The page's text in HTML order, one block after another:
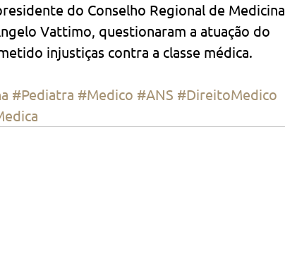
do Conselho Regional de Medicina
Vattimo, questionaram a atuação do
injustiças contra a classe médica.
#Pediatra #Medico #ANS #DireitoMedico